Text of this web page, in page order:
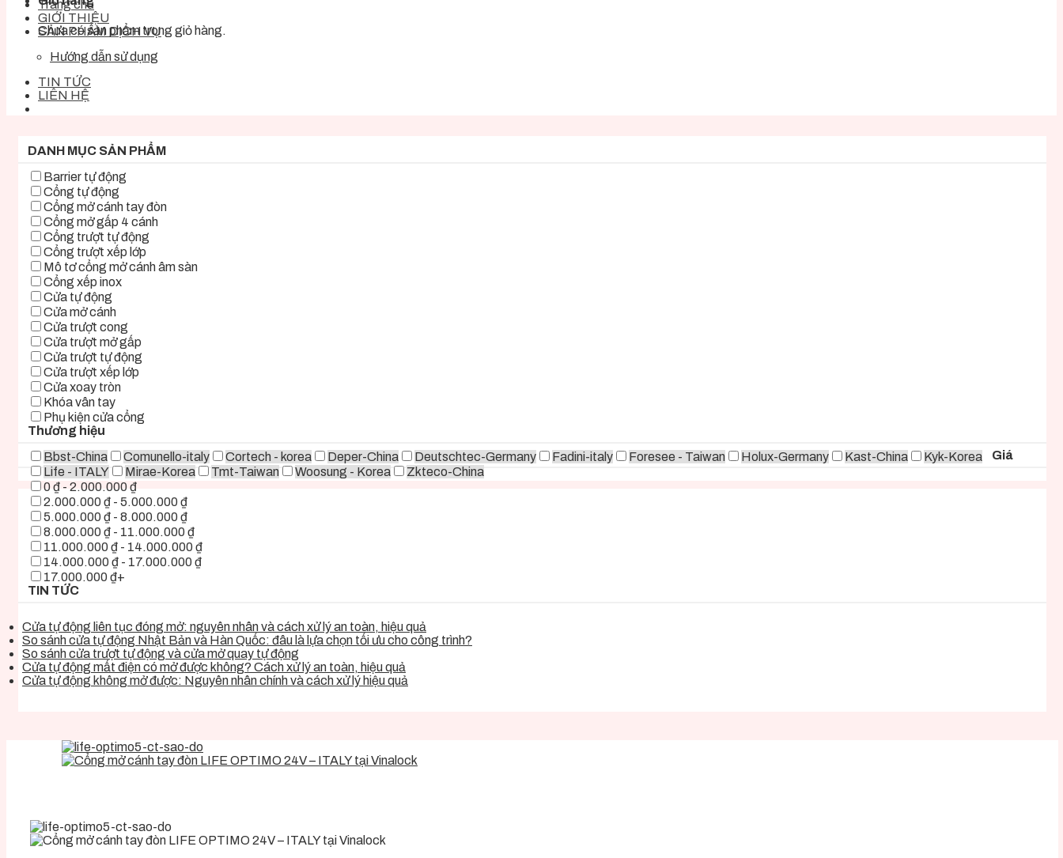
Chưa có sản phẩm trong giỏ hàng.
Trang chủ
GIỚI THIỆU
SẢN PHẨM DỊCH VỤ
Hướng dẫn sử dụng
TIN TỨC
LIÊN HỆ
DANH MỤC SẢN PHẨM
Barrier tự động
Cổng tự động
Cổng mở cánh tay đòn
Cổng mở gấp 4 cánh
Cổng trượt tự động
Cổng trượt xếp lớp
Mô tơ cổng mở cánh âm sàn
Cổng xếp inox
Cửa tự động
Cửa mở cánh
Cửa trượt cong
Cửa trượt mở gấp
Cửa trượt tự động
Cửa trượt xếp lớp
Cửa xoay tròn
Khóa vân tay
Phụ kiện cửa cổng
Thương hiệu
Bbst-China
Comunello-italy Cortech - korea Deper-China Deutschtec-Germany Fadini-italy Foresee - Taiwan Holux-Germany Kast-China
Kyk-Korea
Life - ITALY
Mirae-Korea Tmt-Taiwan Woosung - Korea Zkteco-China
Giá
0 ₫ - 2.000.000 ₫
2.000.000 ₫ - 5.000.000 ₫
5.000.000 ₫ - 8.000.000 ₫
8.000.000 ₫ - 11.000.000 ₫
11.000.000 ₫ - 14.000.000 ₫
14.000.000 ₫ - 17.000.000 ₫
17.000.000 ₫+
TIN TỨC
Cửa tự động liên tục đóng mở: nguyên nhân và cách xử lý an toàn, hiệu quả
So sánh cửa tự động Nhật Bản và Hàn Quốc: đâu là lựa chọn tối ưu cho công trình?
So sánh cửa trượt tự động và cửa mở quay tự động
Cửa tự động mất điện có mở được không? Cách xử lý an toàn, hiệu quả
Cửa tự động không mở được: Nguyên nhân chính và cách xử lý hiệu quả